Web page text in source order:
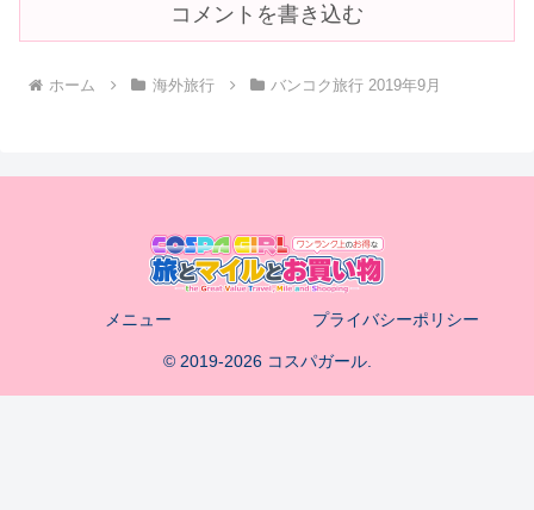
コメントを書き込む
ホーム 海外旅行 バンコク旅行 2019年9月
メニュー プライバシーポリシー
© 2019-2026 コスパガール.